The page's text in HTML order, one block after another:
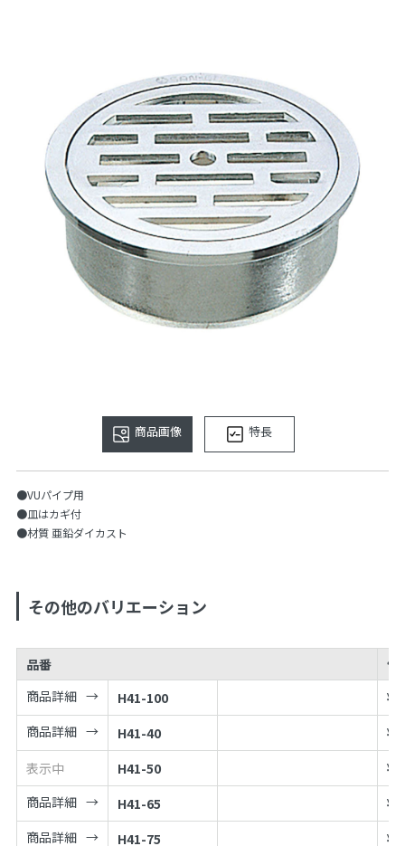
商品画像 特長
●VUパイプ用
●皿はカギ付
●材質 亜鉛ダイカスト
その他のバリエーション
品番
価
商品詳細
H41-100 ¥
商品詳細
H41-40 ¥
表示中
H41-50 ¥
商品詳細
H41-65 ¥
商品詳細
H41-75 ¥